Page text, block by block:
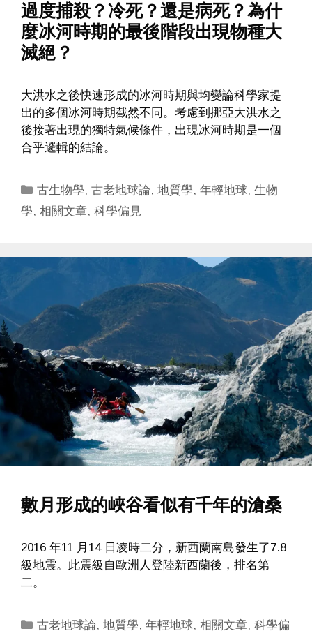
過度捕殺？冷死？還是病死？為什
麼冰河時期的最後階段出現物種大
滅絕？
大洪水之後快速形成的冰河時期與均變論科學家提
出的多個冰河時期截然不同。考慮到挪亞大洪水之
後接著出現的獨特氣候條件，出現冰河時期是一個
合乎邏輯的結論。
Categories
古生物學,古老地球論,地質學,年輕地球,生物
學, 相關文章, 科學偏見
數月形成的峽谷看似有千年的滄桑
2016 年11 月14 日凌時二分，新西蘭南島發生了7.8
級地震。此震級自歐洲人登陸新西蘭後，排名第
二。
Categories
古老地球論,地質學,年輕地球,相關文章,科學偏